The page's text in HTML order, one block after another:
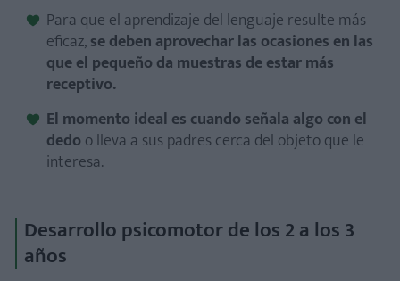
Para que el aprendizaje del lenguaje resulte más
eficaz,se deben aprovechar las ocasiones en las
que el pequeño da muestras de estar más
receptivo.
El momento ideal es cuando señala algo con el
dedo o lleva a sus padres cerca del objeto que le
interesa.
Desarrollo psicomotor de los 2 a los 3
años